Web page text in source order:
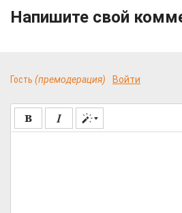
Напишите свой
Гость (премодерация) Войти